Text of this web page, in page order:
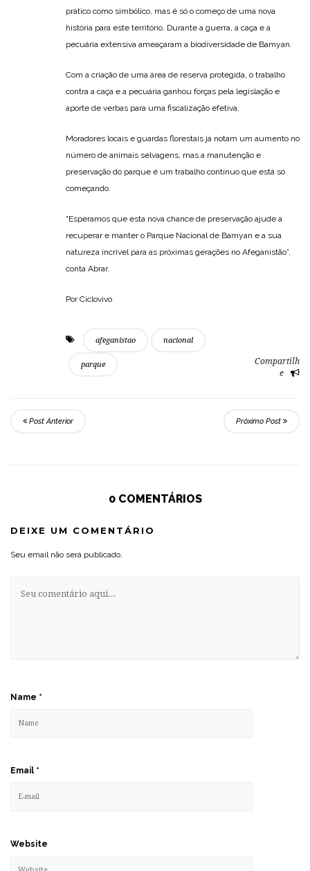
prático como simbólico, mas é só o começo de uma nova
história para este território. Durante a guerra, a caça e a
pecuária extensiva ameaçaram a biodiversidade de Bamyan.
Com a criação de uma área de reserva protegida, o trabalho
contra a caça e a pecuária ganhou forças pela legislação e
aporte de verbas para uma fiscalização efetiva.
Moradores locais e guardas florestais já notam um aumento no
número de animais selvagens, mas a manutenção e
preservação do parque é um trabalho contínuo que está só
começando.
“Esperamos que esta nova chance de preservação ajude a
recuperar e manter o Parque Nacional de Bamyan e a sua
natureza incrível para as próximas gerações no Afeganistão”,
conta Abrar.
Por Ciclovivo
afeganistao nacional
parque
Compartilh
e
Post Anterior Próximo Post
0 COMENTÁRIOS
DEIXE UM COMENTÁRIO
Seu email não será publicado.
Name *
Email *
Website